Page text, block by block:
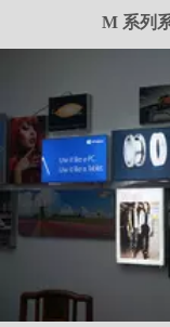
M 系列